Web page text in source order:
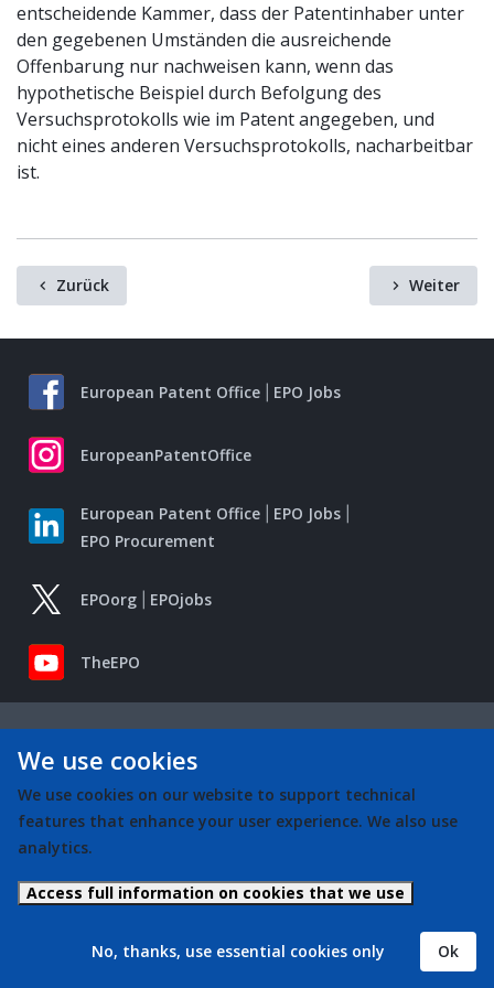
entscheidende Kammer, dass der Patentinhaber unter
den gegebenen Umständen die ausreichende
Offenbarung nur nachweisen kann, wenn das
hypothetische Beispiel durch Befolgung des
Versuchsprotokolls wie im Patent angegeben, und
nicht eines anderen Versuchsprotokolls, nacharbeitbar
ist.
Zurück Weiter
European Patent Office EPO Jobs
EuropeanPatentOffice
European Patent Office
EPO Jobs
EPO Procurement
EPOorg EPOjobs
TheEPO
We use cookies
We use cookies on our website to support technical
features that enhance your user experience. We also use
analytics.
Access full information on cookies that we use
Ok
No, thanks, use essential cookies only